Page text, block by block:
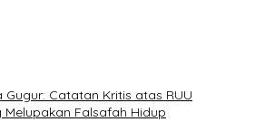
Catatan Kritis atas RUU
Falsafah Hidup